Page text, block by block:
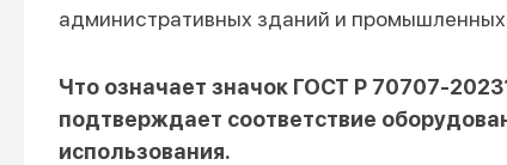
административных зданий и
Что означает значок ГОСТ Р 70707-
подтверждает соответствие
использования.